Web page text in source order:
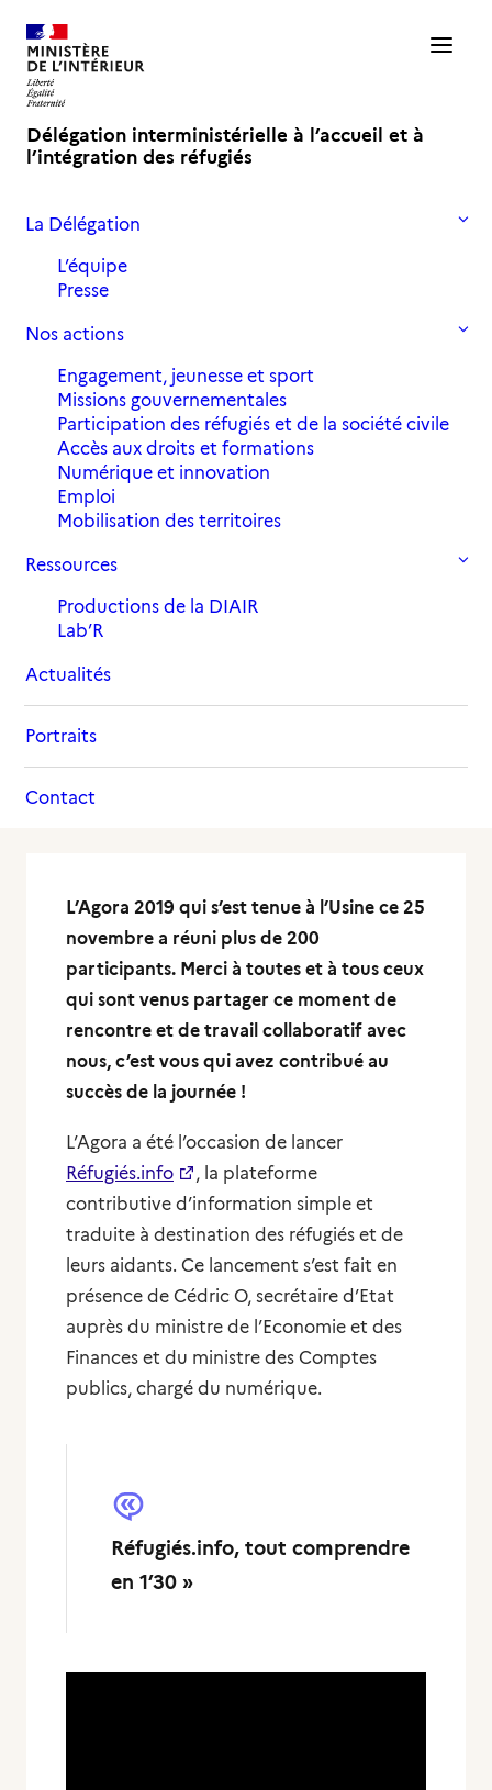
Délégation interministérielle à l’accueil et à
l’intégration des réfugiés
La Délégation
L’équipe
Presse
Nos actions
Engagement, jeunesse et sport
Missions gouvernementales
Participation des réfugiés et de la société civile
Accès aux droits et formations
Numérique et innovation
Emploi
Mobilisation des territoires
Ressources
Productions de la DIAIR
Lab’R
Actualités
Portraits
Contact
L’Agora 2019 c’est fini … mais on
se retrouve l’année prochaine !
2 décembre 2019 in Actualités
L'Agora
L’Agora 2019 qui s’est tenue à l’Usine ce 25
novembre a réuni plus de 200
participants. Merci à toutes et à tous ceux
qui sont venus partager ce moment de
rencontre et de travail collaboratif avec
nous, c’est vous qui avez contribué au
succès de la journée !
L’Agora a été l’occasion de lancer
Réfugiés.info
, la plateforme
contributive d’information simple et
traduite à destination des réfugiés et de
leurs aidants. Ce lancement s’est fait en
présence de Cédric O, secrétaire d’Etat
auprès du ministre de l’Economie et des
Finances et du ministre des Comptes
publics, chargé du numérique.
Réfugiés.info, tout comprendre
en 1’30 »